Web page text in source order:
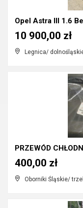
Opel Astra III 1.6
Legnica/
10 900,00 zł
PRZEWÓD
Oborniki Śląskie/
400,00 zł